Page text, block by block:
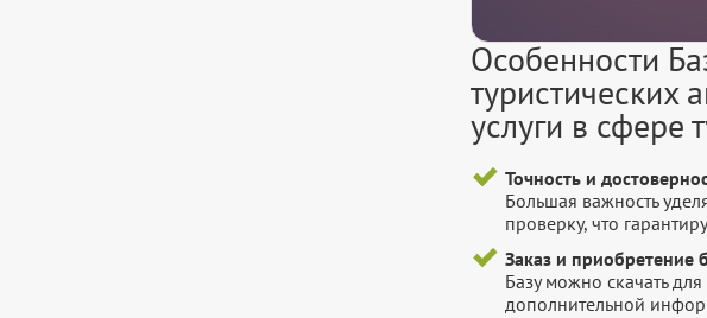
Особенности
туристических
услуги в сфере
Точность и
Большая важность
проверку, что
Заказ и приобретение
Базу можно скачать
дополнительной